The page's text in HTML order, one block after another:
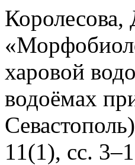
харовой
водоёмах
11(1), сс.